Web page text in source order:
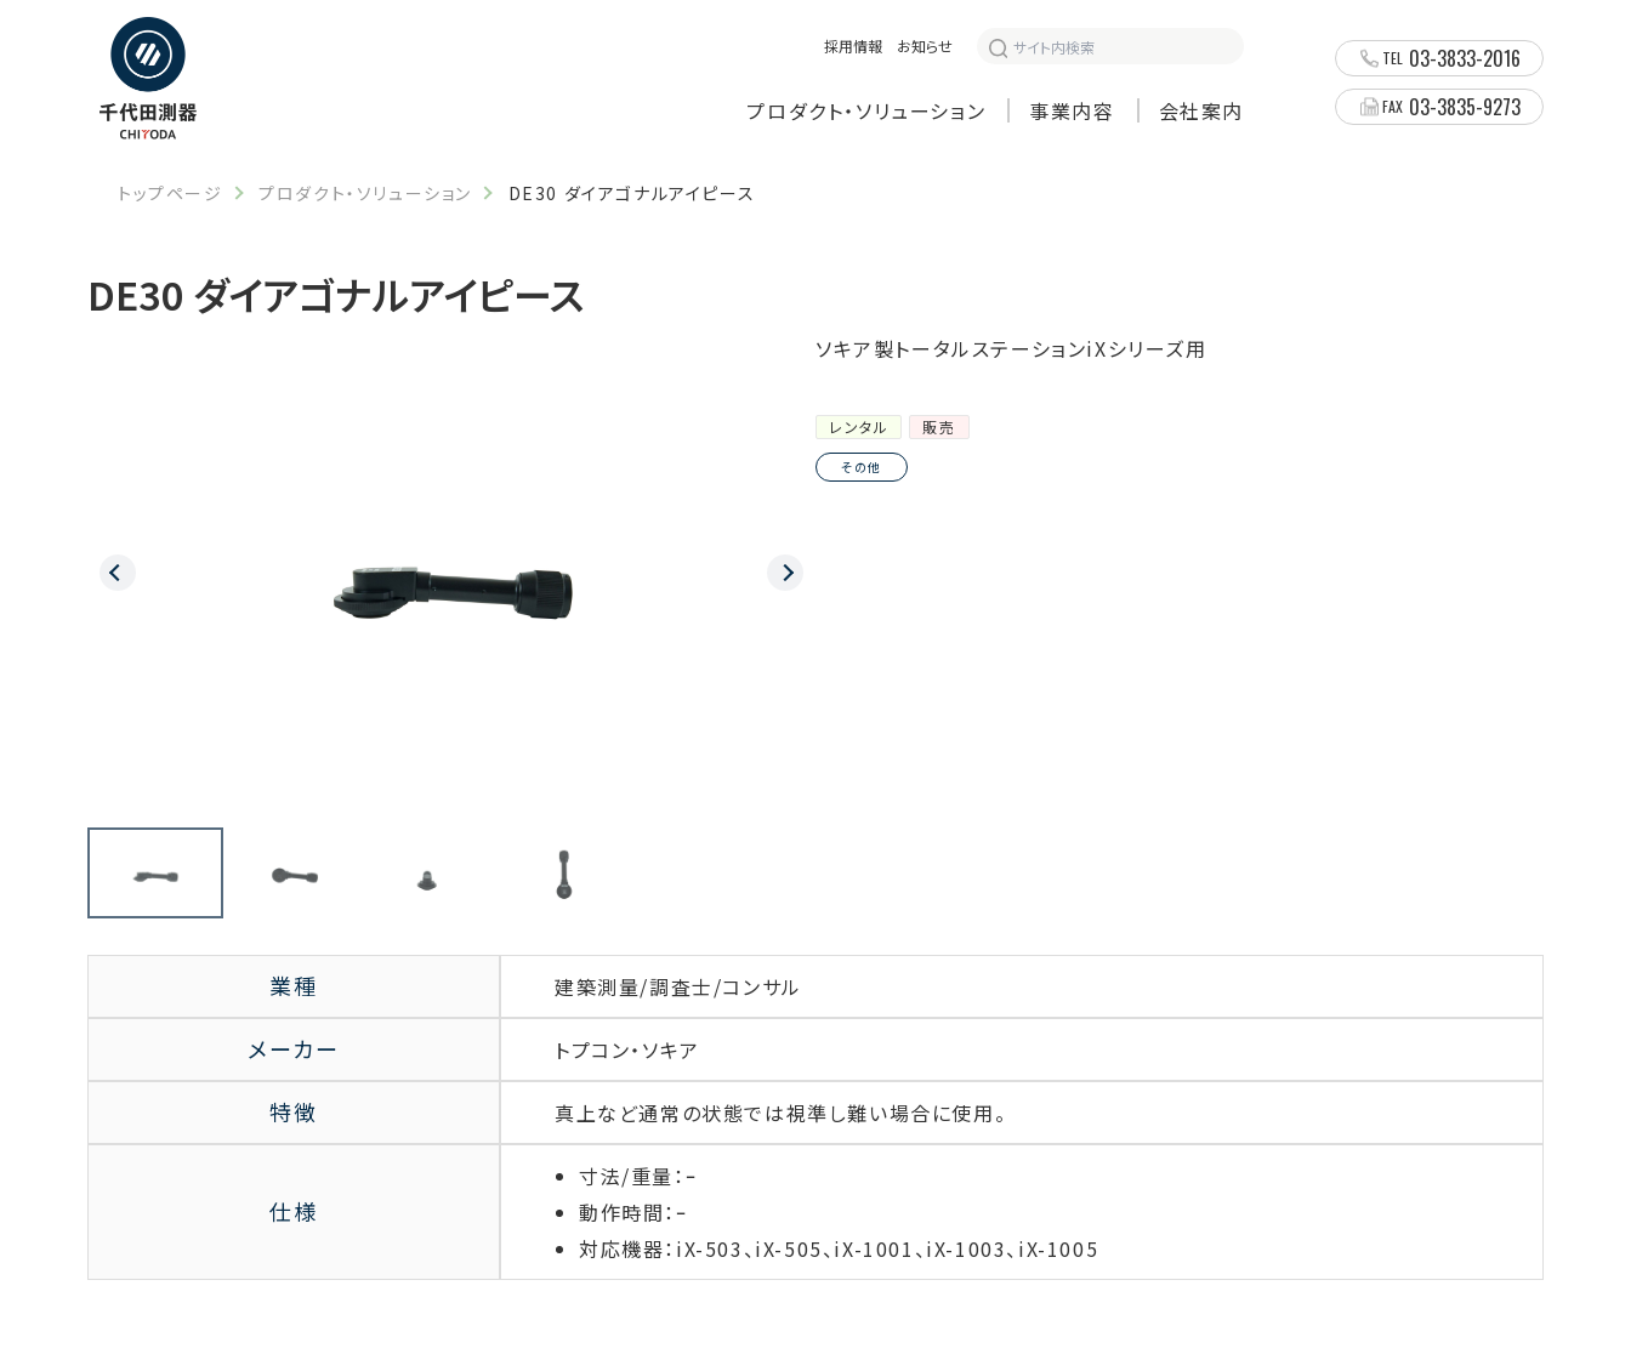
プロダクト・ソリューション 事業内容 会社案内
採用情報 お知らせ
TEL 03-3833-2016
FAX 03-3835-9273
トップページ プロダクト・ソリューション DE30 ダイアゴナルアイピース
DE30 ダイアゴナルアイピース
ソキア製トータルステーションiXシリーズ用
レンタル 販売
その他
業種 建築測量/調査士/コンサル
メーカー トプコン・ソキア
特徴 真上など通常の状態では視準し難い場合に使用。
仕様
寸法/重量：ｰ
動作時間：ｰ
対応機器：iX-503、iX-505、iX-1001、iX-1003、iX-1005